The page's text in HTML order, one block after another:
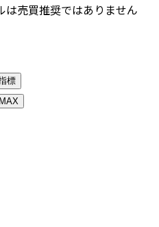
売買推奨ではありません
標
MAX